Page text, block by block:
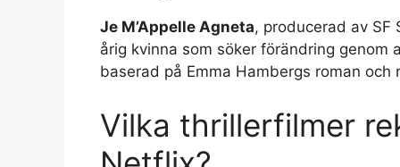
Je M’Appelle Agneta, producerad av SF
årig kvinna som söker förändring genom
baserad på Emma Hambergs roman
Vilka thrillerfilmer